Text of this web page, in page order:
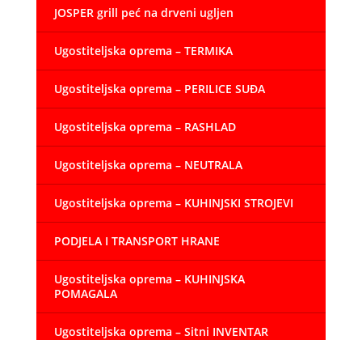
JOSPER grill peć na drveni ugljen
Ugostiteljska oprema – TERMIKA
Ugostiteljska oprema – PERILICE SUĐA
Ugostiteljska oprema – RASHLAD
Ugostiteljska oprema – NEUTRALA
Ugostiteljska oprema – KUHINJSKI STROJEVI
PODJELA I TRANSPORT HRANE
Ugostiteljska oprema – KUHINJSKA
POMAGALA
Ugostiteljska oprema – Sitni INVENTAR